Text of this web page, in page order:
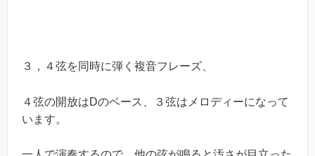
３，４弦を同時に弾く複音フレーズ、
４弦の開放はDのベース、３弦はメロディーになって
います。